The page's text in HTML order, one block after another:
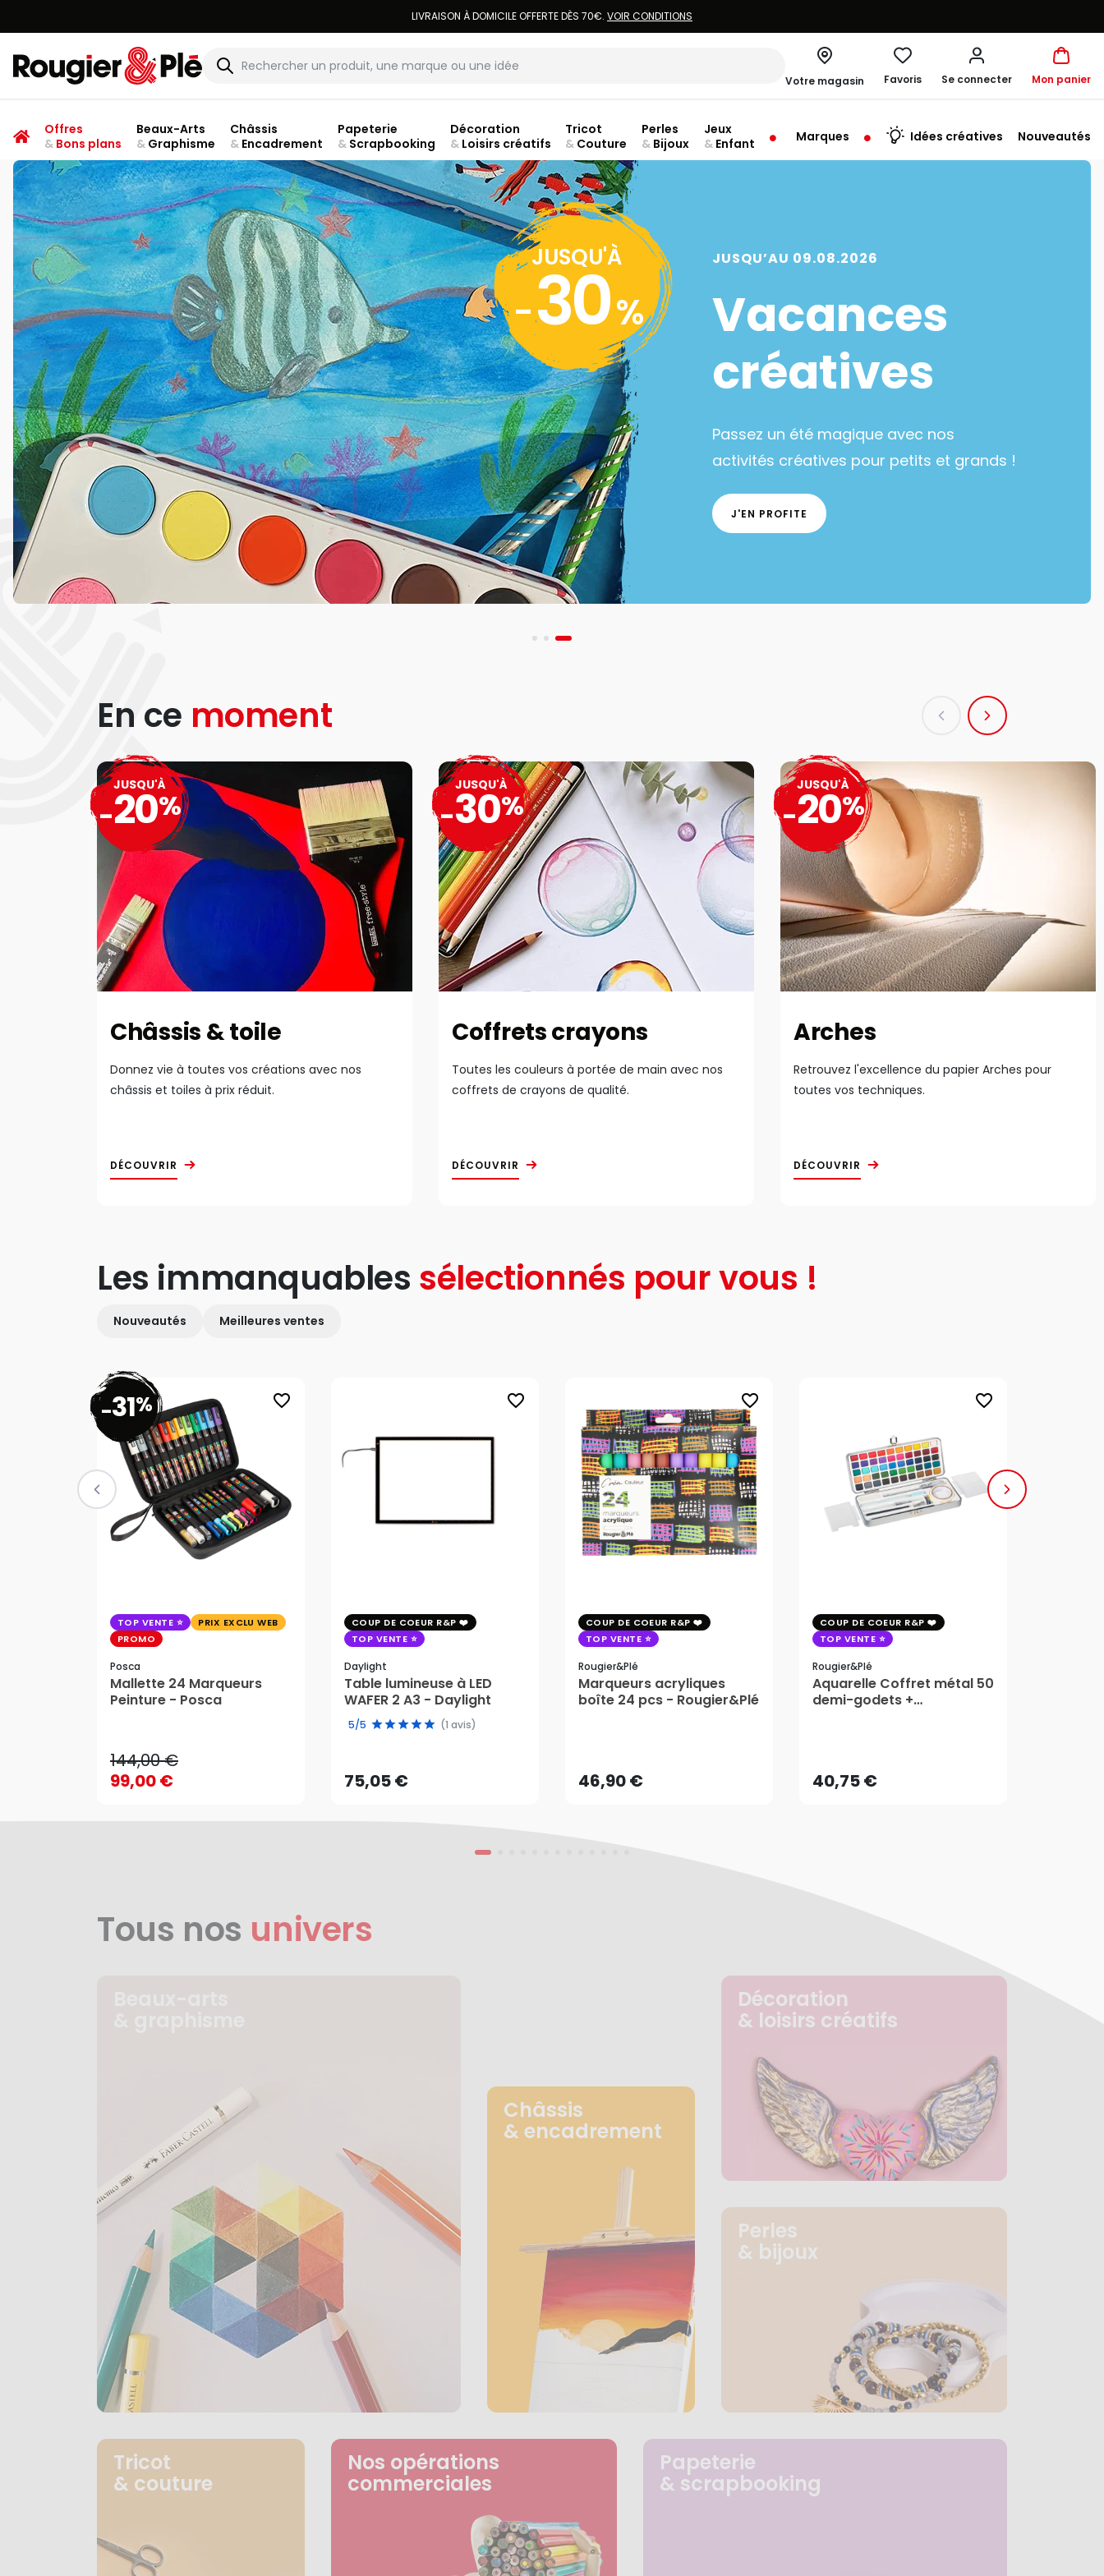
LIVRAISON À DOMICILE OFFERTE DÈS 70€. VOIR CONDITIONS
Rougier & Plé
Votre magasin
ouvert à 10:00
Favoris Se connecter Mon panier
Offres
&Bons plans
Beaux-Arts
&Graphisme
Châssis
&Encadrement
Papeterie
&Scrapbooking
Décoration
&Loisirs créatifs
Tricot
& Couture
Perles
& Bijoux
Jeux
& Enfant Marques Idées créatives Nouveautés
JUSQU'À
-30%
JUSQU’AU 09.08.2026
Vacances
créatives
Passez un été magique avec nos
activités créatives pour petits et grands !
J'EN PROFITE
En ce moment
Châssis & toile
Donnez vie à toutes vos créations avec nos
châssis et toiles à prix réduit.
DÉCOUVRIR
JUSQU'À
-20%
Coffrets crayons
Toutes les couleurs à portée de main avec nos
coffrets de crayons de qualité.
DÉCOUVRIR
JUSQU'À
-30%
Arches
Retrouvez l'excellence du papier Arches pour
toutes vos techniques.
DÉCOUVRIR
JUSQU'À
-20%
Les immanquables sélectionnés pour vous !
Nouveautés Meilleures ventes
favorite_border
-31%
TOP VENTE
PRIX EXCLU WEB
PROMO
Posca
Mallette 24 Marqueurs
Peinture - Posca
144,00 €
99,00 €
144,00 €
favorite_border
COUP DE COEUR R&P
TOP VENTE
Daylight
Table lumineuse à LED
WAFER 2 A3 - Daylight
5/5 (1 avis)
75,05 €
75,05 €
favorite_border
COUP DE COEUR R&P
TOP VENTE
Rougier&plé
Marqueurs acryliques
boîte 24 pcs - Rougier&Plé
46,90 €AJOUTER AU PANIER
favorite_border
COUP DE COEUR R&P
TOP VENTE
Rougier&plé
Aquarelle Coffret métal 50
demi-godets +
40,75 €AJOUTER AU PANIER
Tous nos univers
Châssis
& encadrement
Décoration
& loisirs créatifs
Perles
& bijoux
Tricot
& couture
Nos opérations
commerciales
Papeterie
& scrapbooking